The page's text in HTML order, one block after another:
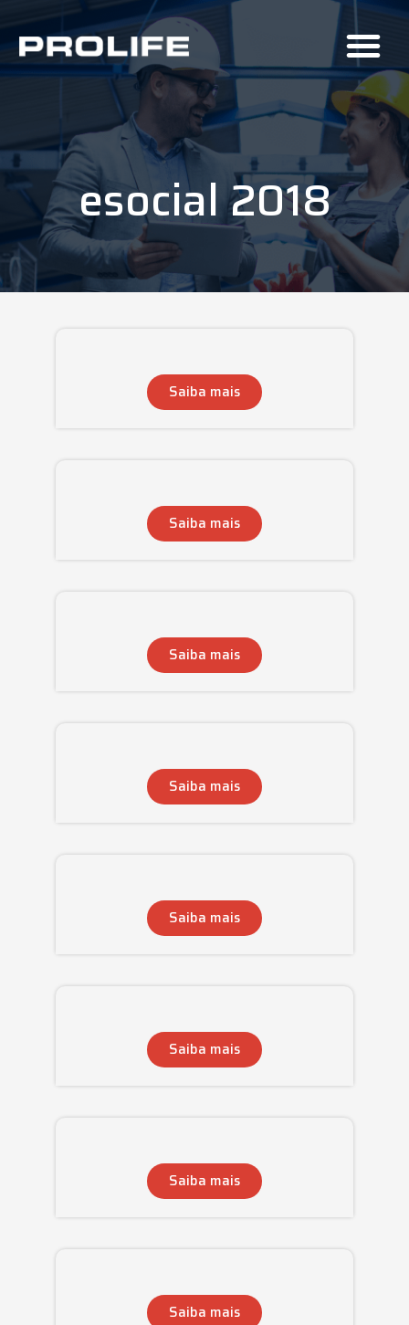
esocial 2018
Saiba mais
Saiba mais
Saiba mais
Saiba mais
Saiba mais
Saiba mais
Saiba mais
Saiba mais